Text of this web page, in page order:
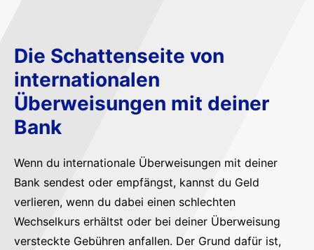
Die Schattenseite von
internationalen
Überweisungen mit deiner
Bank
Wenn du internationale Überweisungen mit deiner
Bank sendest oder empfängst, kannst du Geld
verlieren, wenn du dabei einen schlechten
Wechselkurs erhältst oder bei deiner Überweisung
versteckte Gebühren anfallen. Der Grund dafür ist,